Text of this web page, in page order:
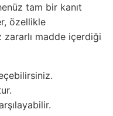
tam bir kanıt
özellikle
zararlı madde içerdiği